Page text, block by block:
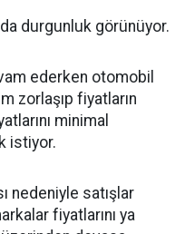
durgunluk görünüyor.
ederken otomobil
zorlaşıp fiyatların
minimal
istiyor.
nedeniyle satışlar
fiyatlarını ya